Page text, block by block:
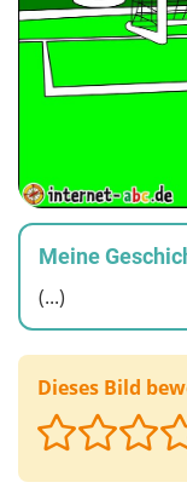
Meine
(...)
Dieses Bild